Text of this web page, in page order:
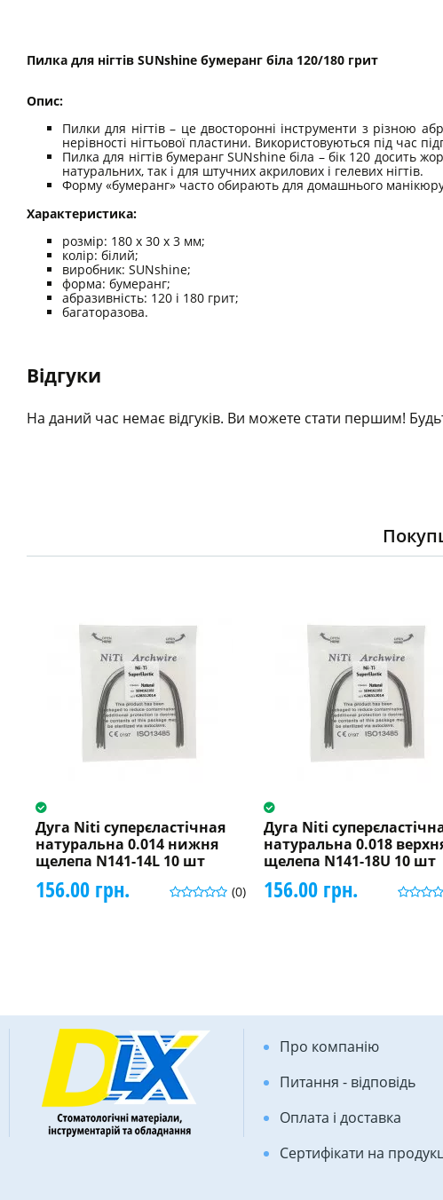
Пилка для нігтів SUNshine бумеранг біла 120/180 грит
Опис:
Пилки для нігтів – це двосторонні інструменти з різною
нерівності нігтьової пластини. Використовуються під час
Пилка для нігтів бумеранг SUNshine біла – бік 120 досить
натуральних, так і для штучних акрилових і гелевих нігтів.
Форму «бумеранг» часто обирають для домашнього
Характеристика:
розмір: 180 х 30 х 3 мм;
колір: білий;
виробник: SUNshine;
форма: бумеранг;
абразивність: 120 і 180 грит;
багаторазова.
Відгуки
На даний час немає відгуків. Ви можете стати першим!
Дуга Niti суперєластічная
натуральна 0.014 нижня
щелепа N141-14L 10 шт
(0)
156.00 грн.
Дуга Niti
натуральна 0.018
щелепа N141-18U 10 шт
156.00 грн.
Про компанію
Питання - відповідь
Оплата і доставка
Сертифікати на